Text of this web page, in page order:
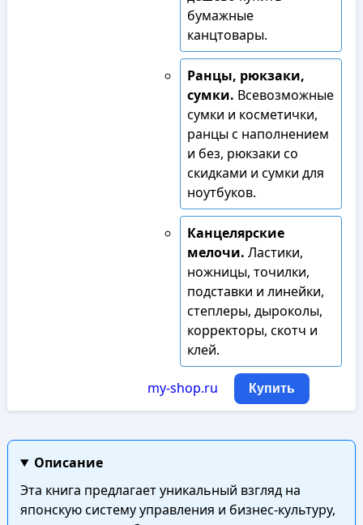
бумажные
канцтовары.
Ранцы, рюкзаки,
сумки. Всевозможные
сумки и косметички,
ранцы с наполнением
и без, рюкзаки со
скидками и сумки для
ноутбуков.
Канцелярские
мелочи. Ластики,
ножницы, точилки,
подставки и линейки,
степлеры, дыроколы,
корректоры, скотч и
клей.
my-shop.ru Купить
Описание
Эта книга предлагает уникальный взгляд на
японскую систему управления и бизнес-культуру,